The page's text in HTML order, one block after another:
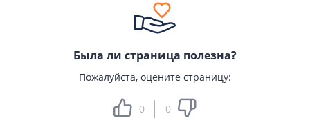
Была ли страница полезна?
Пожалуйста, оцените страницу:
0 0